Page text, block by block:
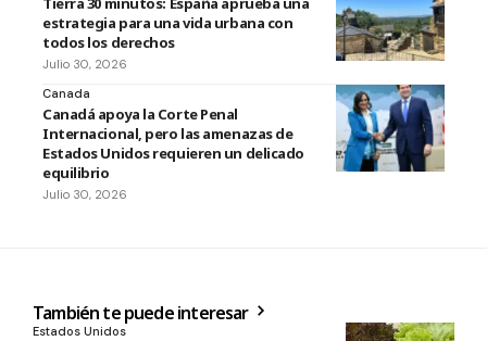
estrategia para una vida urbana con
todos los derechos
Julio 30, 2026
Canada
Canadá apoya la Corte Penal
Internacional, pero las amenazas de
Estados Unidos requieren un delicado
equilibrio
Julio 30, 2026
También te puede interesar
Estados Unidos